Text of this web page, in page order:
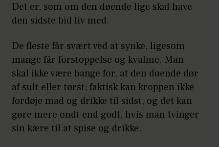
Det er, som om den døende lige skal have
den sidste bid liv med.
De fleste får svært ved at synke, ligesom
mange får forstoppelse og kvalme. Man
skal ikke være bange for, at den døende dør
af sult eller tørst; faktisk kan kroppen ikke
fordøje mad og drikke til sidst, og det kan
gøre mere ondt end godt, hvis man tvinger
sin kære til at spise og drikke.